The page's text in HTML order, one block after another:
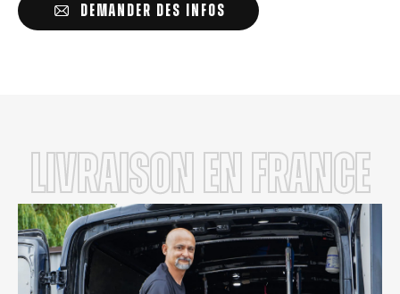
DEMANDER DES INFOS
LIVRAISON en FRANCE